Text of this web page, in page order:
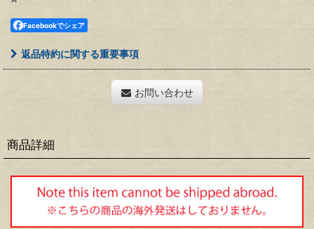
Facebookでシェア
返品特約に関する重要事項
お問い合わせ
商品詳細